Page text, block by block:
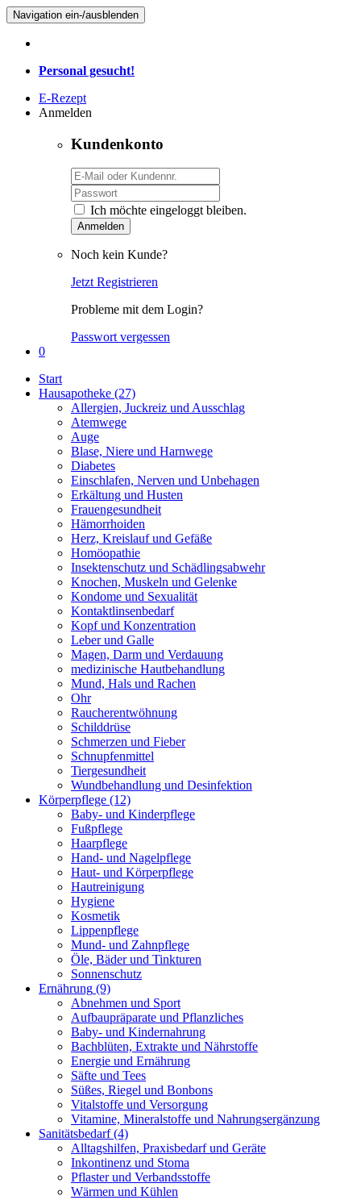
Navigation ein-/ausblenden
Personal gesucht!
E-Rezept
Anmelden
Kundenkonto
Ich möchte eingeloggt bleiben.
Anmelden
Noch kein Kunde?
Jetzt Registrieren
Probleme mit dem Login?
Passwort vergessen
0
Start
Hausapotheke (27)
Allergien, Juckreiz und Ausschlag
Atemwege
Auge
Blase, Niere und Harnwege
Diabetes
Einschlafen, Nerven und Unbehagen
Erkältung und Husten
Frauengesundheit
Hämorrhoiden
Herz, Kreislauf und Gefäße
Homöopathie
Insektenschutz und Schädlingsabwehr
Knochen, Muskeln und Gelenke
Kondome und Sexualität
Kontaktlinsenbedarf
Kopf und Konzentration
Leber und Galle
Magen, Darm und Verdauung
medizinische Hautbehandlung
Mund, Hals und Rachen
Ohr
Raucherentwöhnung
Schilddrüse
Schmerzen und Fieber
Schnupfenmittel
Tiergesundheit
Wundbehandlung und Desinfektion
Körperpflege (12)
Baby- und Kinderpflege
Fußpflege
Haarpflege
Hand- und Nagelpflege
Haut- und Körperpflege
Hautreinigung
Hygiene
Kosmetik
Lippenpflege
Mund- und Zahnpflege
Öle, Bäder und Tinkturen
Sonnenschutz
Ernährung (9)
Abnehmen und Sport
Aufbaupräparate und Pflanzliches
Baby- und Kindernahrung
Bachblüten, Extrakte und Nährstoffe
Energie und Ernährung
Säfte und Tees
Süßes, Riegel und Bonbons
Vitalstoffe und Versorgung
Vitamine, Mineralstoffe und Nahrungsergänzung
Sanitätsbedarf(4)
Alltagshilfen, Praxisbedarf und Geräte
Inkontinenz und Stoma
Pflaster und Verbandsstoffe
Wärmen und Kühlen